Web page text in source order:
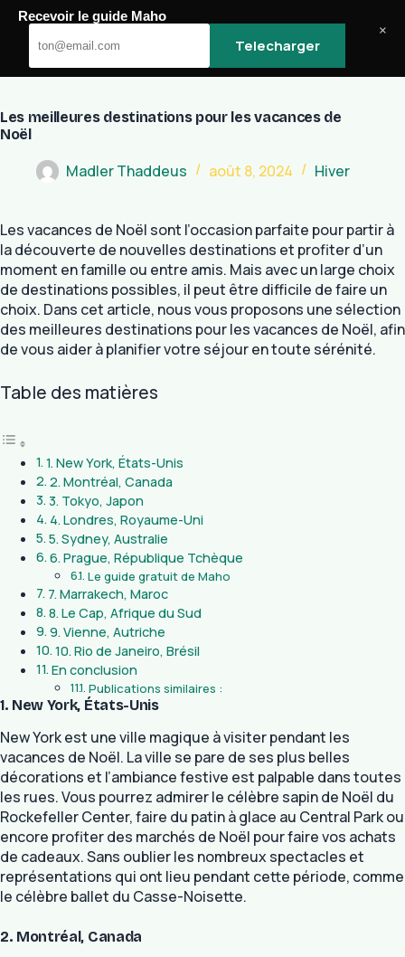
Passer
contenu
Maho
Les meilleures destinations pour les vacances de
Noël
Madler Thaddeus août 8, 2024 Hiver
Les vacances de Noël sont l’occasion parfaite pour partir à
la découverte de nouvelles destinations et profiter d’un
moment en famille ou entre amis. Mais avec un large choix
de destinations possibles, il peut être difficile de faire un
choix. Dans cet article, nous vous proposons une sélection
des meilleures destinations pour les vacances de Noël, afin
de vous aider à planifier votre séjour en toute sérénité.
Table des matières
1. New York, États-Unis
2. Montréal, Canada
3. Tokyo, Japon
4. Londres, Royaume-Uni
5. Sydney, Australie
6. Prague, République Tchèque
Le guide gratuit de Maho
7. Marrakech, Maroc
8. Le Cap, Afrique du Sud
9. Vienne, Autriche
10. Rio de Janeiro, Brésil
En conclusion
Publications similaires :
1. New York, États-Unis
New York est une ville magique à visiter pendant les
vacances de Noël. La ville se pare de ses plus belles
décorations et l’ambiance festive est palpable dans toutes
les rues. Vous pourrez admirer le célèbre sapin de Noël du
Rockefeller Center, faire du patin à glace au Central Park ou
encore profiter des marchés de Noël pour faire vos achats
de cadeaux. Sans oublier les nombreux spectacles et
représentations qui ont lieu pendant cette période, comme
le célèbre ballet du Casse-Noisette.
2. Montréal, Canada
Recevoir le guide Maho
Telecharger
×